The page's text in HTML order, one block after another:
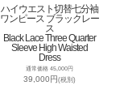
ハイウエスト切替七分袖
ワンピース ブラックレー
ス
Black Lace Three Quarter
Sleeve High Waisted
Dress
通常価格 45,000円
39,000円(税別)